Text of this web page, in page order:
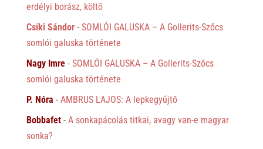
erdélyi borász, költő
Csíki Sándor- SOMLÓI GALUSKA – A Gollerits-Szőcs
somlói galuska története
Nagy Imre- SOMLÓI GALUSKA – A Gollerits-Szőcs
somlói galuska története
P. Nóra - AMBRUS LAJOS: A lepkegyűjtő
Bobbafet- A sonkapácolás titkai, avagy van-e magyar
sonka?